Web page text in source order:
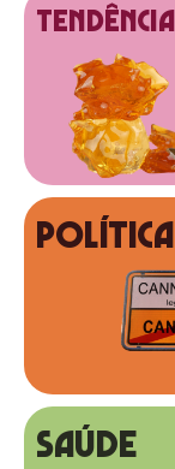
Política
SAÚDE